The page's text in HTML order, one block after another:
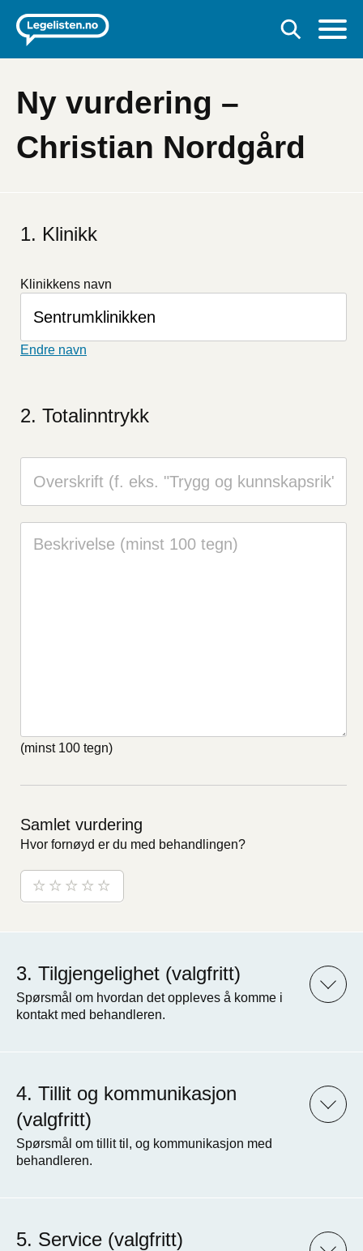
Ny vurdering –
Christian Nordgård
Klinikk
Klinikkens navn
Endre navn
Totalinntrykk
(minst 100 tegn)
Samlet vurdering
Hvor fornøyd er du med behandlingen?
Tilgjengelighet (valgfritt)
Spørsmål om hvordan det oppleves å komme i
kontakt med behandleren.
Tillit og kommunikasjon
(valgfritt)
Spørsmål om tillit til, og kommunikasjon med
behandleren.
Service (valgfritt)